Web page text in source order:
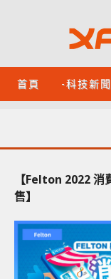
首頁 -科技新
【Felton 2022 消
售】